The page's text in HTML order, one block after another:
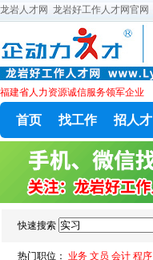
龙岩人才网 龙岩好工作人才网官网
福建省人力资源诚信服务领军企业
首页 找工作 招人才
快速搜索
热门职位： 业务 文员 会计 程序